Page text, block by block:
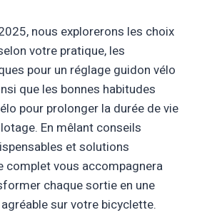
nous explorerons les choix
votre pratique, les
pour un réglage guidon vélo
que les bonnes habitudes
pour prolonger la durée de vie
En mêlant conseils
et solutions
complet vous accompagnera
chaque sortie en une
sur votre bicyclette.